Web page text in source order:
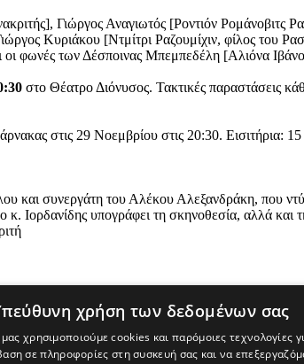
Γιώργος Αναγιωτός [Ροντιόν
Κυριάκου [Ντμίτρι Ραζουμίχιν, φίλος του
οι φωνές των Δέσποινας Μπεμπεδέλη [Αλιόνα
στο Θέατρο Διόνυσος. Τακτικές παραστάσεις
στις 29 Νοεμβρίου στις 20:30. Εισιτήρια:
και συνεργάτη του Αλέκου Αλεξανδράκη, που
Ιορδανίδης υπογράφει τη σκηνοθεσία, αλλά
χρήση των δεδομένων σας
μας χρησιμοποιούμε cookies και παρόμοιες τεχνολογίες
σε πληροφορίες στη συσκευή σας και να